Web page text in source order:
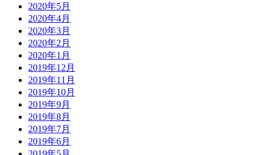
2020年5月
2020年4月
2020年3月
2020年2月
2020年1月
2019年12月
2019年11月
2019年10月
2019年9月
2019年8月
2019年7月
2019年6月